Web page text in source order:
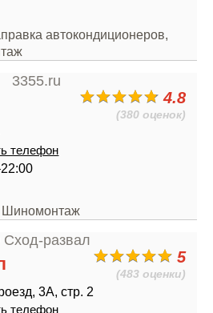
автокондиционеров,
4.8
(380 оценок)
телефон
Шиномонтаж
5
(483 оценки)
3А, стр. 2
телефон